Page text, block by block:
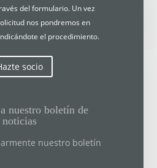
del formulario. Un vez
nos pondremos en
el procedimiento.
socio
nuestro boletín de
noticias
nuestro boletín